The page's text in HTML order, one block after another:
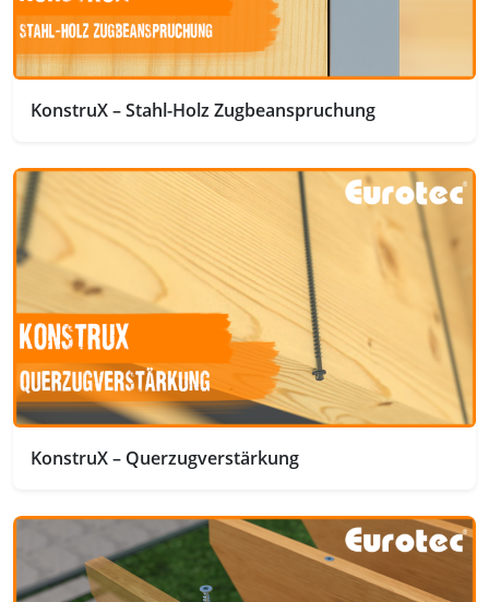
KonstruX – Stahl-Holz Zugbeanspruchung
KonstruX – Querzugverstärkung